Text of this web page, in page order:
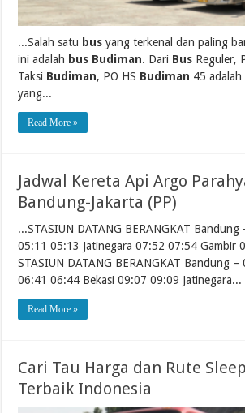
...Salah satu bus yang terkenal dan paling
ini adalah bus Budiman. Dari Bus Reguler,
Taksi Budiman, PO HS Budiman 45 adalah
yang...
Read More »
Jadwal Kereta Api Argo
Bandung-Jakarta (PP)
...STASIUN DATANG BERANGKAT Bandung
05:11 05:13 Jatinegara 07:52 07:54 Gambir
STASIUN DATANG BERANGKAT Bandung –
06:41 06:44 Bekasi 09:07 09:09 Jatinegara...
Read More »
Cari Tau Harga dan Rute
Terbaik Indonesia